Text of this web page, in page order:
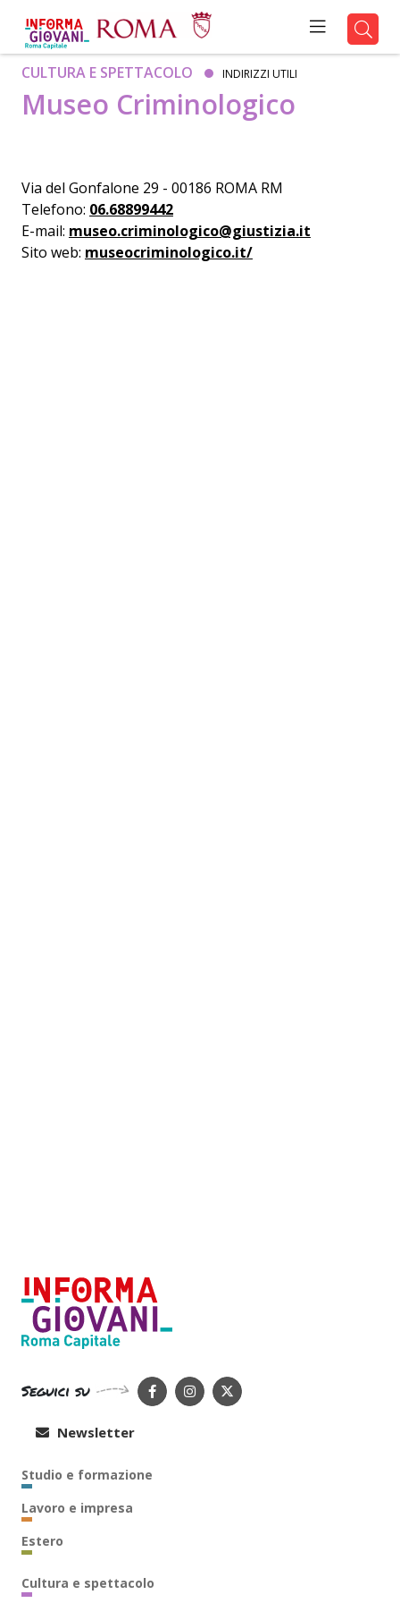
CULTURA E SPETTACOLO INDIRIZZI UTILI
Museo Criminologico
Via del Gonfalone 29 - 00186 ROMA RM
Telefono: 06.68899442
E-mail: museo.criminologico@giustizia.it
Sito web: museocriminologico.it/
Seguici su
Newsletter
Studio e formazione
Lavoro e impresa
Estero
Cultura e spettacolo